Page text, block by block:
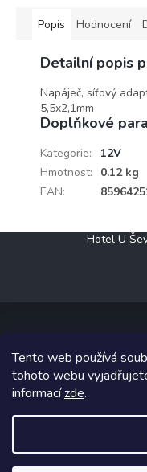
Tento web používá
tohoto webu
informacízde.
Popis Hodnocení
Detailní popis
Napáječ, síťový
5,5x2,1mm
Doplňkové
Kategorie:
12V
Hmotnost:
0.12 kg
EAN:
Hotel U
Copyright 2026Elektro
Grafický návrh vytvořil a